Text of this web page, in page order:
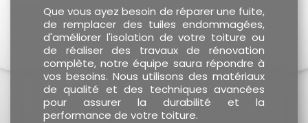
Que vous ayez besoin de réparer une fuite,
de remplacer des tuiles endommagées,
d'améliorer l'isolation de votre toiture ou
de réaliser des travaux de rénovation
complète, notre équipe saura répondre à
vos besoins. Nous utilisons des matériaux
de qualité et des techniques avancées
pour assurer la durabilité et la
performance de votre toiture.